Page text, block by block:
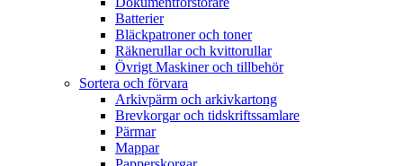
Batterier
Bläckpatroner och toner
Räknerullar och kvittorullar
Övrigt Maskiner och tillbehör
Sortera och förvara
Arkivpärm och arkivkartong
Brevkorgar och tidskriftssamlare
Pärmar
Mappar